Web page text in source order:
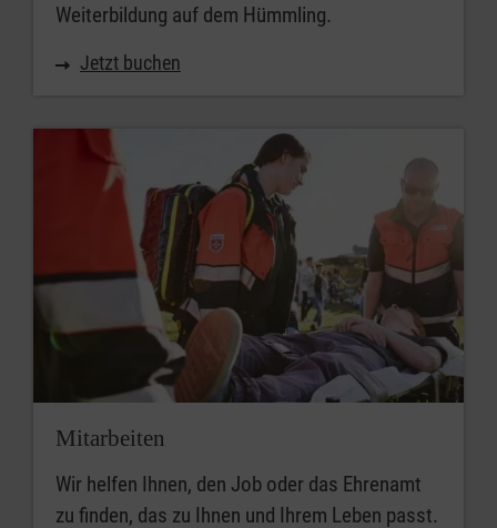
Weiterbildung auf dem Hümmling.
Jetzt buchen
Mitarbeiten
Wir helfen Ihnen, den Job oder das Ehrenamt
zu finden, das zu Ihnen und Ihrem Leben passt.